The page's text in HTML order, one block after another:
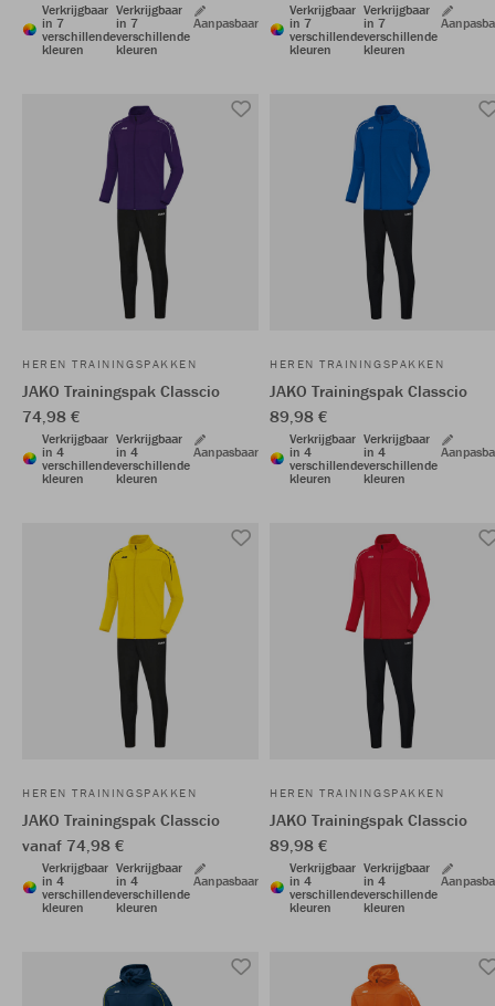
Verkrijgbaar
in 7
verschillende
kleuren
Verkrijgbaar
in 7
verschillende
kleuren
Aanpasbaar
Verkrijgbaar
in 7
verschillende
kleuren
Verkrijgbaar
in 7
verschillende
kleuren
HEREN TRAININGSPAKKEN
JAKO Trainingspak Classcio
74,98 €
Verkrijgbaar
in 4
verschillende
kleuren
Verkrijgbaar
in 4
verschillende
kleuren
Aanpasbaar
HEREN TRAININGSPAKKEN
JAKO Trainingspak Classcio
89,98 €
Verkrijgbaar
in 4
verschillende
kleuren
Verkrijgbaar
in 4
verschillende
kleuren
HEREN TRAININGSPAKKEN
JAKO Trainingspak Classcio
vanaf 74,98 €
Verkrijgbaar
in 4
verschillende
kleuren
Verkrijgbaar
in 4
verschillende
kleuren
Aanpasbaar
HEREN TRAININGSPAKKEN
JAKO Trainingspak Classcio
89,98 €
Verkrijgbaar
in 4
verschillende
kleuren
Verkrijgbaar
in 4
verschillende
kleuren